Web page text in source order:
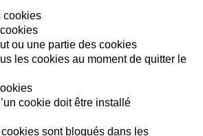
cookies
ou une partie des cookies
les cookies au moment de quitter le
cookie doit être installé
sont bloqués dans les